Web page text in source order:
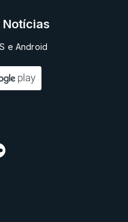
Notícias
e Android